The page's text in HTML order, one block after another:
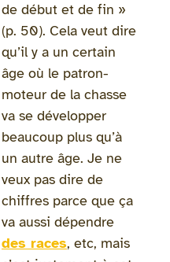
de début et de fin »
(p. 50). Cela veut dire
qu’il y a un certain
âge où le patron-
moteur de la chasse
va se développer
beaucoup plus qu’à
un autre âge. Je ne
veux pas dire de
chiffres parce que ça
va aussi dépendre
des races, etc, mais